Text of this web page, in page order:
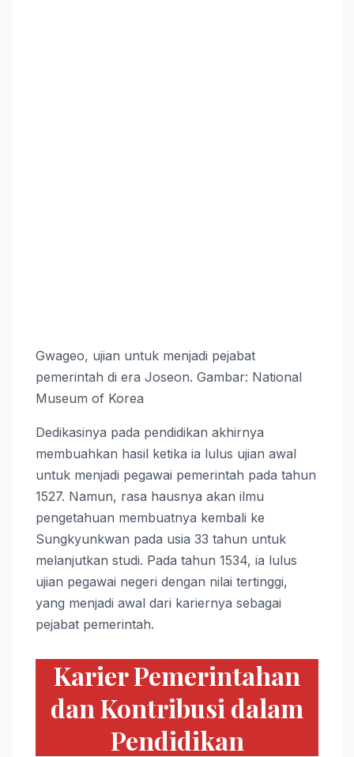
Gwageo, ujian untuk menjadi pejabat
pemerintah di era Joseon. Gambar: National
Museum of Korea
Dedikasinya pada pendidikan akhirnya
membuahkan hasil ketika ia lulus ujian awal
untuk menjadi pegawai pemerintah pada tahun
1527. Namun, rasa hausnya akan ilmu
pengetahuan membuatnya kembali ke
Sungkyunkwan pada usia 33 tahun untuk
melanjutkan studi. Pada tahun 1534, ia lulus
ujian pegawai negeri dengan nilai tertinggi,
yang menjadi awal dari kariernya sebagai
pejabat pemerintah.
Karier Pemerintahan
dan Kontribusi dalam
Pendidikan